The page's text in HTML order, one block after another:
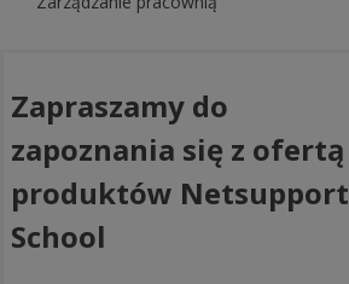
Zapraszamy do
zapoznania się z ofertą
produktów Netsupport
School